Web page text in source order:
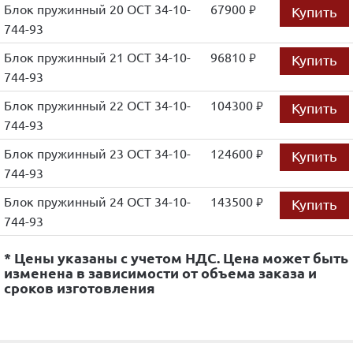
Блок пружинный 20 ОСТ 34-10-
744-93
67900 руб. Купить
Блок пружинный 21 ОСТ 34-10-
744-93
96810 руб. Купить
Блок пружинный 22 ОСТ 34-10-
744-93
104300 руб. Купить
Блок пружинный 23 ОСТ 34-10-
744-93
124600 руб. Купить
Блок пружинный 24 ОСТ 34-10-
744-93
143500 руб. Купить
* Цены указаны с учетом НДС. Цена может быть
изменена в зависимости от объема заказа и
сроков изготовления